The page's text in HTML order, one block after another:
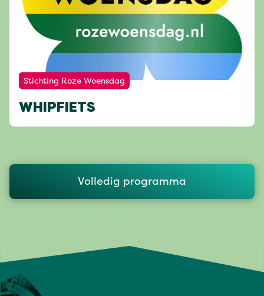
Stichting Roze Woensdag
WHIPFIETS
Volledig programma